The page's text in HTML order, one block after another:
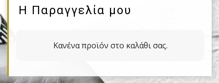
Η Παραγγελία μου
Κανένα προϊόν στο καλάθι σας.